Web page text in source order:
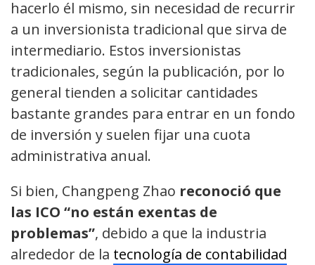
hacerlo él mismo, sin necesidad de recurrir
a un inversionista tradicional que sirva de
intermediario. Estos inversionistas
tradicionales, según la publicación, por lo
general tienden a solicitar cantidades
bastante grandes para entrar en un fondo
de inversión y suelen fijar una cuota
administrativa anual.
Si bien, Changpeng Zhao reconoció que
las ICO “no están exentas de
problemas”, debido a que la industria
alrededor de la tecnología de contabilidad